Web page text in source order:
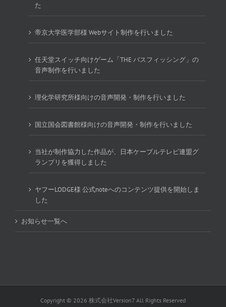
た
帝京大学医学部様 Webサイト制作を行いました
任天堂スイッチ向けゲーム「THE バスフィッシング」の
音声制作を行いました
理化学研究所様向けの音声開発・制作を行いました
国立国会図書館様向けの音声開発・制作を行いました
当社が制作協力した作品が、日本ケーブルテレビ連盟グ
ランプリを獲得しました
ヤフーLODGE様 公式noteへのコンテンツ提供を開始しま
した
お知らせ一覧へ
Copyright © 2026 株式会社Version7 All Rights Reserved